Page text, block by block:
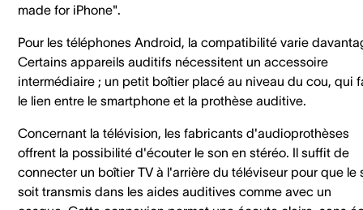
made for iPhone".
Pour les téléphones Android, la compatibilité varie
Certains appareils auditifs nécessitent un accessoire
intermédiaire ; un petit boîtier placé au niveau du cou, qui
le lien entre le smartphone et la prothèse auditive.
Concernant la télévision, les fabricants d'audioprothèses
offrent la possibilité d'écouter le son en stéréo. Il suffit de
connecter un boîtier TV à l'arrière du téléviseur pour que le
soit transmis dans les aides auditives comme avec un